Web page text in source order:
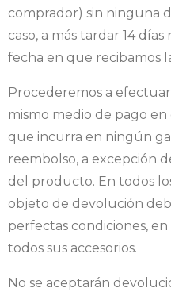
comprador) sin ninguna
caso, a más tardar 14
fecha en que recibamos
Procederemos a
mismo medio de pago
que incurra en ningún
reembolso, a excepción
del producto. En todos
objeto de devolución
perfectas condiciones,
todos sus accesorios.
No se aceptarán